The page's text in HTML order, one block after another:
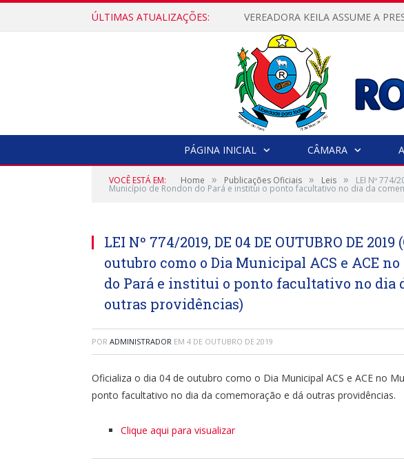
ÚLTIMAS ATUALIZAÇÕES:
PÁGINA INICIAL CÂMARA
VOCÊ ESTÁ EM: Home » Publicações Oficiais » Leis » LEI Nº 774/
Município de Rondon do Pará e institui o ponto facultativo no dia da
LEI Nº 774/2019, DE 04 DE OUTUBRO DE
outubro como o Dia Municipal ACS e ACE
do Pará e institui o ponto facultativo no dia
outras providências)
POR ADMINISTRADOR EM 4 DE OUTUBRO DE 2019
Oficializa o dia 04 de outubro como o Dia Municipal ACS e ACE no
ponto facultativo no dia da comemoração e dá outras providências.
Clique aqui para visualizar